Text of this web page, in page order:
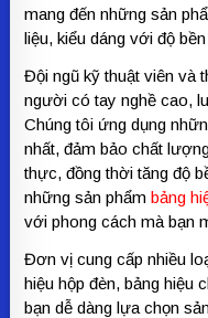
mang đến những sản
liệu, kiểu dáng với độ
Đội ngũ kỹ thuật viên và
người có tay nghề cao,
Chúng tôi ứng dụng
nhất, đảm bảo chất
thực, đồng thời tăng độ
những sản phẩmbảng
với phong cách mà bạn
Đơn vị cung cấp nhiều
hiệu hộp đèn, bảng hiệu
bạn dễ dàng lựa chọn